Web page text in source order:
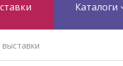
Каталоги